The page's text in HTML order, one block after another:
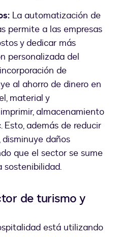
La automatización de
permite a las empresas
y dedicar más
personalizada del
de
al ahorro de dinero en
material y
almacenamiento
Esto, además de reducir
daños
que el sector se sume
sostenibilidad.
de turismo y
está utilizando